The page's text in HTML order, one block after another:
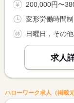
200,000円〜380,000円 ※フルタ
日曜日，その他
求人
ハローワーク求人（掲載